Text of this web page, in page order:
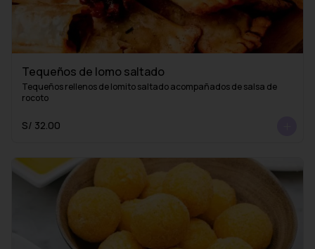
Tequeños de lomo saltado
Tequeños rellenos de lomito saltado acompañados de salsa de
rocoto
S/ 32.00